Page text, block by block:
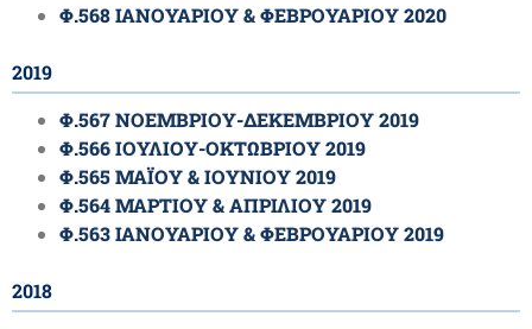
Φ.568 ΙΑΝΟΥΑΡΙΟΥ & ΦΕΒΡΟΥΑΡΙΟΥ 2020
2019
Φ.567 ΝΟΕΜΒΡΙΟΥ-ΔΕΚΕΜΒΡΙΟΥ 2019
Φ.566 ΙΟΥΛΙΟΥ-ΟΚΤΩΒΡΙΟΥ 2019
Φ.565 ΜΑΪΟΥ & ΙΟΥΝΙΟΥ 2019
Φ.564 ΜΑΡΤΙΟΥ & ΑΠΡΙΛΙΟΥ 2019
Φ.563 ΙΑΝΟΥΑΡΙΟΥ & ΦΕΒΡΟΥΑΡΙΟΥ 2019
2018